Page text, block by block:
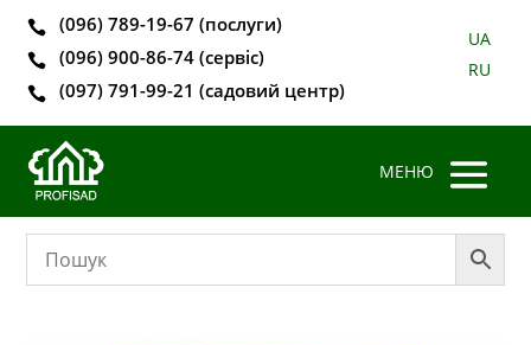
 (096) 789-19-67 (послуги)
 (096) 900-86-74 (сервіс)
 (097) 791-99-21 (садовий центр)
UA
RU